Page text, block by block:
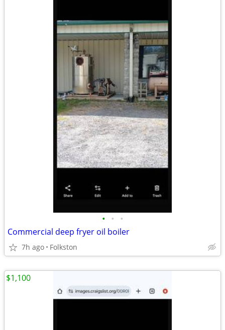
• • •
Commercial deep fryer oil boiler
7h ago Folkston
$1,100